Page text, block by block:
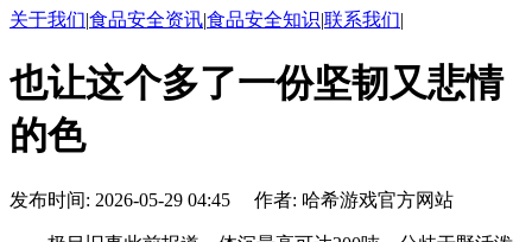
关于我们|食品安全资讯|食品安全知识|联系我们|
也让这个多了一份坚韧又悲情
的色
发布时间: 2026-05-29 04:45 作者: 哈希游戏官方网站